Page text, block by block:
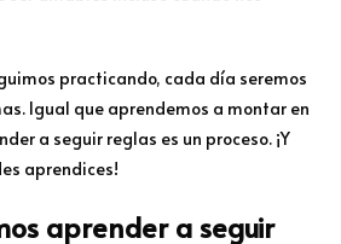
practicando, cada día seremos
Igual que aprendemos a montar en
a seguir reglas es un proceso. ¡Y
aprendices!
aprender a seguir